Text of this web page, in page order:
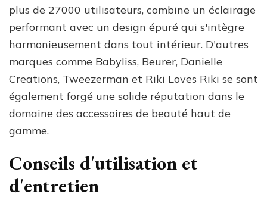
plus de 27000 utilisateurs, combine un éclairage
performant avec un design épuré qui s'intègre
harmonieusement dans tout intérieur. D'autres
marques comme Babyliss, Beurer, Danielle
Creations, Tweezerman et Riki Loves Riki se sont
également forgé une solide réputation dans le
domaine des accessoires de beauté haut de
gamme.
Conseils d'utilisation et
d'entretien